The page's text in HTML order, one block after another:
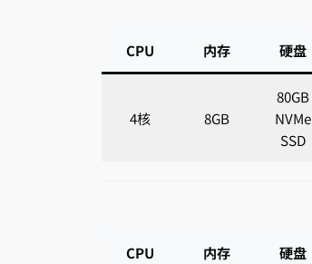
CPU 内存 硬盘
4核 8GB
80GB
NVMe
SSD
CPU 内存 硬盘